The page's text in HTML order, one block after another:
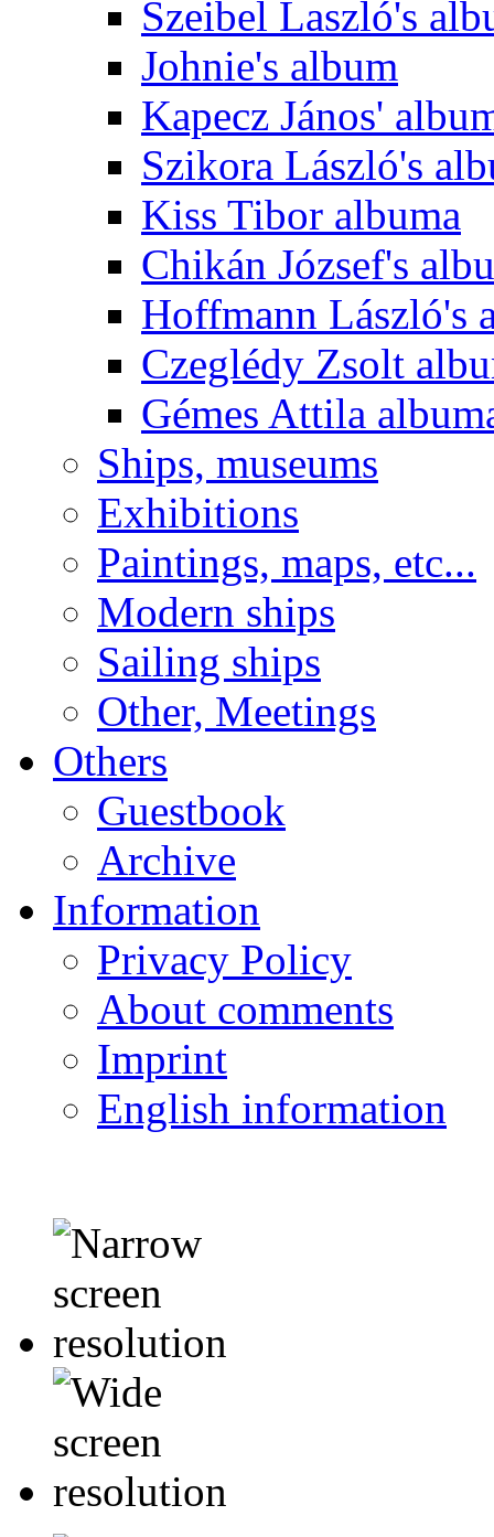
Szeibel Laszló's
Johnie's album
Kapecz János'
Szikora László's
Kiss Tibor albuma
Chikán József's
Hoffmann László's
Czeglédy Zsolt
Gémes Attila
Ships, museums
Exhibitions
Paintings, maps, etc...
Modern ships
Sailing ships
Other, Meetings
Others
Guestbook
Archive
Information
Privacy Policy
About comments
Imprint
English information